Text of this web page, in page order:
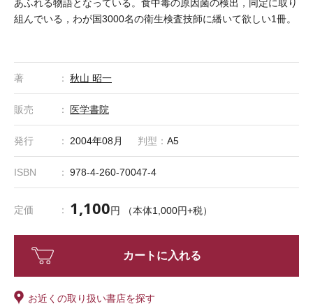
あふれる物語となっている。食中毒の原因菌の検出，同定に取り
組んでいる，わが国3000名の衛生検査技師に繙いて欲しい1冊。
著 秋山 昭一
販売 医学書院
発行 2004年08月 判型： A5
ISBN 978-4-260-70047-4
定価 1,100円 （本体1,000円+税）
カートに入れる
お近くの取り扱い書店を探す